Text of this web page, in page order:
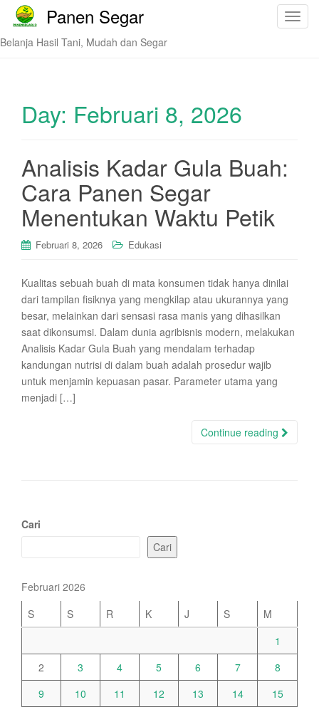
T
Panen Segar
Belanja Hasil Tani, Mudah dan Segar
Day: Februari 8, 2026
Analisis Kadar Gula Buah:
Cara Panen Segar
Menentukan Waktu Petik
Februari 8, 2026 Edukasi
Kualitas sebuah buah di mata konsumen tidak hanya dinilai
dari tampilan fisiknya yang mengkilap atau ukurannya yang
besar, melainkan dari sensasi rasa manis yang dihasilkan
saat dikonsumsi. Dalam dunia agribisnis modern, melakukan
Analisis Kadar Gula Buah yang mendalam terhadap
kandungan nutrisi di dalam buah adalah prosedur wajib
untuk menjamin kepuasan pasar. Parameter utama yang
menjadi […]
Continue reading
Cari
Cari
Februari 2026
S
S R K J S
M
1
2
3 4 5 6 7
8
9
10 11 12 13 14
15